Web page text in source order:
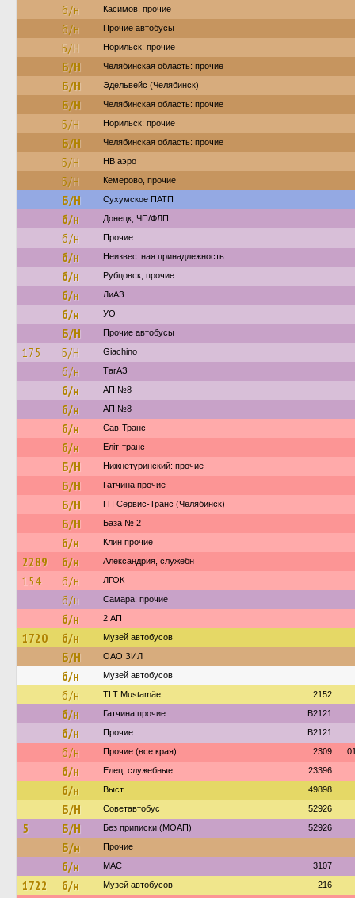
б/н Касимов, прочие
б/н Прочие автобусы
Б/Н Норильск: прочие
Б/Н Челябинская область: прочие
Б/Н Эдельвейс (Челябинск)
Б/Н Челябинская область: прочие
Б/Н Норильск: прочие
Б/Н Челябинская область: прочие
Б/Н НВ аэро
Б/Н Кемерово, прочие
Б/Н Сухумское ПАТП
б/н Донецк, ЧП/ФЛП
б/н Прочие
б/н Неизвестная принадлежность
б/н Рубцовск, прочие
б/н ЛиАЗ
б/н УО
Б/Н Прочие автобусы
175 Б/Н Giachino
б/н ТагАЗ
б/н АП №8
б/н АП №8
б/н Сав-Транс
б/н Еліт-транс
Б/Н Нижнетуринский: прочие
Б/Н Гатчина прочие
Б/Н ГП Сервис-Транс (Челябинск)
Б/Н База № 2
б/н Клин прочие
2289 б/н Александрия, служебн
154 б/н ЛГОК
б/н Самара: прочие
б/н 2 АП
1720 б/н Музей автобусов
Б/Н ОАО ЗИЛ
б/н Музей автобусов
б/н TLT Mustamäe 2152
б/н Гатчина прочие B2121
б/н Прочие B2121
б/н Прочие (все края) 2309
б/н Елец, служебные 23396
б/н Выст 49898
Б/Н Советавтобус 52926
5 Б/Н Без приписки (МОАП) 52926
Б/н Прочие
б/н МАС 3107
1722 б/н Музей автобусов 216